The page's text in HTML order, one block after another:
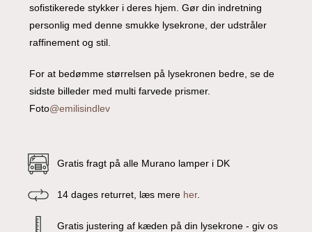
sofistikerede stykker i deres hjem. Gør din indretning
personlig med denne smukke lysekrone, der udstråler
raffinement og stil.
For at bedømme størrelsen på lysekronen bedre, se de
sidste billeder med multi farvede prismer.
Foto@emilisindlev
Gratis fragt på alle Murano lamper i DK
14 dages returret, læs mere her.
Gratis justering af kæden på din lysekrone - giv os